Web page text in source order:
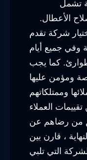
تشمل
الأعطال.
شركة تقدم
وفي جميع أيام
كما يجب
ومؤمن عليها
العملاء
من رضاهم عن
، قارن بين
التي تلبي